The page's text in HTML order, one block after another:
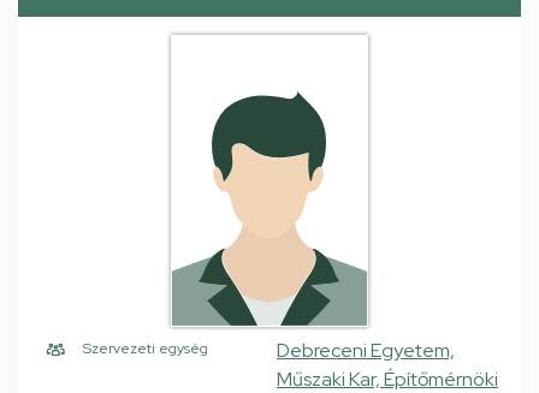
Szervezeti egység
Debreceni Egyetem,
Műszaki Kar, Építőmérnöki